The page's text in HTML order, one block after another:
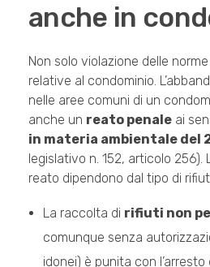
anche in
Non solo violazione delle
relative al condominio.
nelle aree comuni di un
anche un reato penale ai
in materia ambientale del
legislativo n. 152, articolo 256).
reato dipendono dal tipo di
La raccolta di rifiuti non
comunque senza
idonei) è punita con